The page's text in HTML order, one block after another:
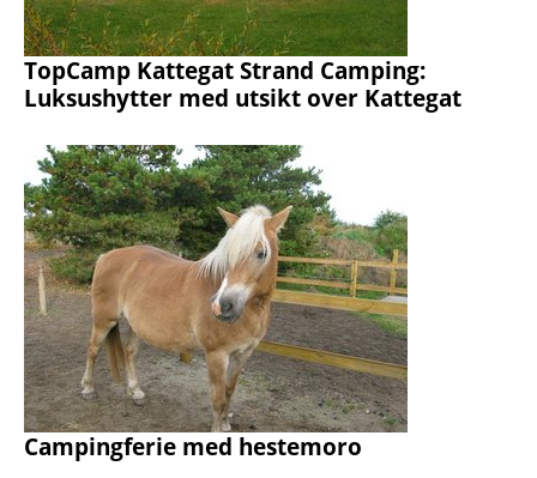
TopCamp Kattegat Strand Camping:
Luksushytter med utsikt over Kattegat
Campingferie med hestemoro